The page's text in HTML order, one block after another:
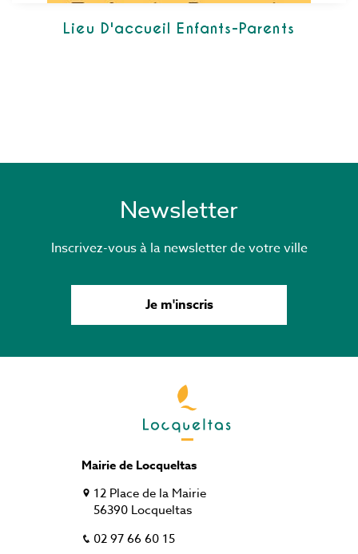
Lieu D'accueil Enfants-Parents
Newsletter
Inscrivez-vous à la newsletter de votre ville
Je m'inscris
Mairie de Locqueltas
12 Place de la Mairie
56390 Locqueltas
02 97 66 60 15